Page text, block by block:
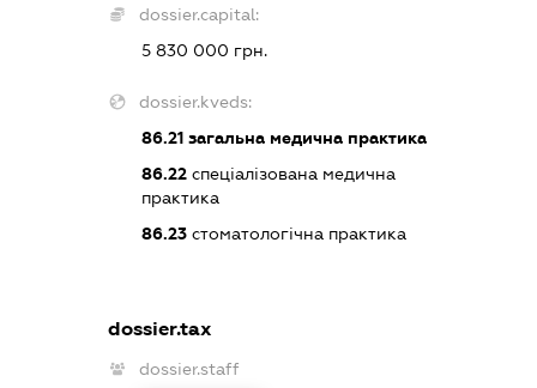
dossier.capital:
5 830 000 грн.
dossier.kveds:
86.21загальна медична практика
86.22спеціалізована медична
практика
86.23стоматологічна практика
dossier.tax
dossier.staff